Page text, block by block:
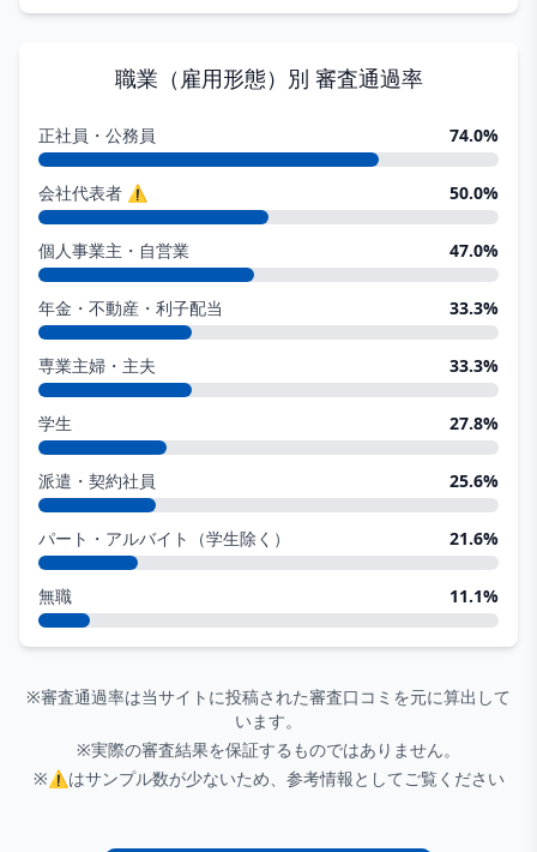
職業（雇用形態） 別 審査通過率
正社員・公務員 74.0%
会社代表者 ⚠ 50.0%
個人事業主・自営業 47.0%
年金・不動産・利子配当 33.3%
専業主婦・主夫 33.3%
学生 27.8%
派遣・契約社員 25.6%
パート・アルバイト（学生除く） 21.6%
無職 11.1%
※審査通過率は当サイトに投稿された審査口コミを元に算出して
います。
※実際の審査結果を保証するものではありません。
※⚠はサンプル数が少ないため、参考情報としてご覧ください